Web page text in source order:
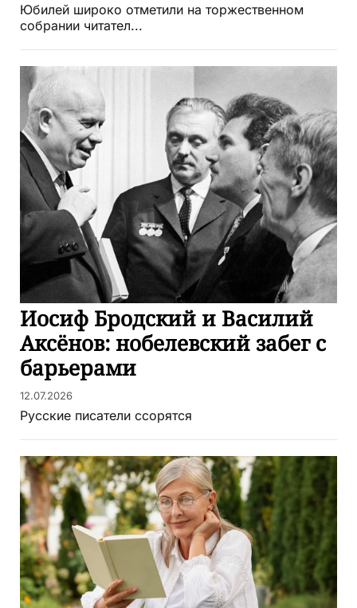
Юбилей широко отметили на торжественном
собрании читател...
Иосиф Бродский и Василий
Аксёнов: нобелевский забег с
барьерами
12.07.2026
Русские писатели ссорятся